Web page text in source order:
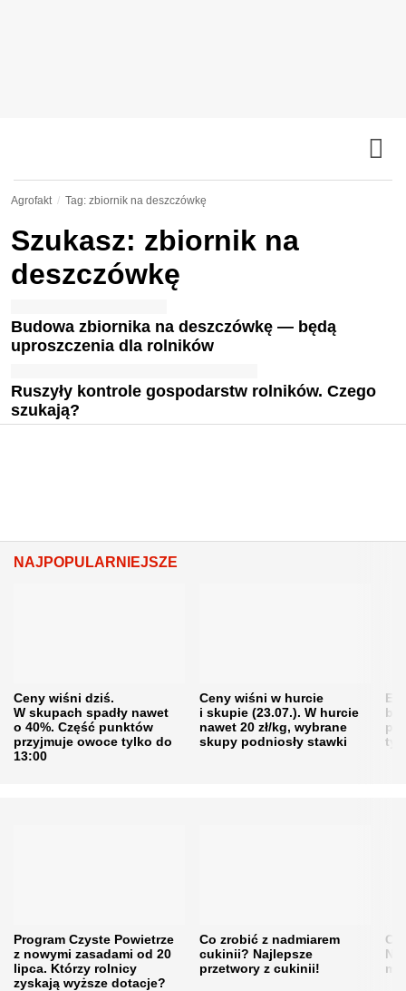
Agrofakt Tag: zbiornik na deszczówkę
Szukasz: zbiornik na
deszczówkę
Budowa zbiornika na deszczówkę — będą
uproszczenia dla rolników
Ruszyły kontrole gospodarstw rolników. Czego
szukają?
NAJPOPULARNIEJSZE
Ceny wiśni dziś.
W skupach spadły nawet
o 40%. Część punktów
przyjmuje owoce tylko do
13:00
Ceny wiśni w hurcie
i skupie (23.07.). W hurcie
nawet 20 zł/kg, wybrane
skupy podniosły stawki
Program Czyste Powietrze
z nowymi zasadami od 20
lipca. Którzy rolnicy
zyskają wyższe dotacje?
Co zrobić z nadmiarem
cukinii? Najlepsze
przetwory z cukinii!